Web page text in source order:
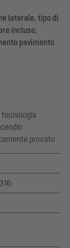
laterale, tipo di
incluso,
pavimento
provato